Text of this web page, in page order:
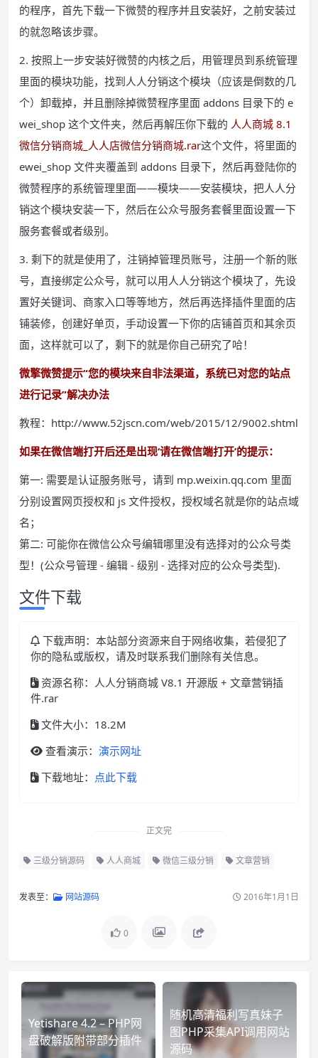
的程序，首先下载一下微赞的程序并且安装好，之前安装过
的就忽略该步骤。
2. 按照上一步安装好微赞的内核之后，用管理员到系统管理
里面的模块功能，找到人人分销这个模块（应该是倒数的几
个）卸载掉，并且删除掉微赞程序里面 addons 目录下的 e
wei_shop 这个文件夹，然后再解压你下载的 人人商城 8.1
微信分销商城_人人店微信分销商城.rar这个文件，将里面的
ewei_shop 文件夹覆盖到 addons 目录下，然后再登陆你的
微赞程序的系统管理里面——模块——安装模块，把人人分
销这个模块安装一下，然后在公众号服务套餐里面设置一下
服务套餐或者级别。
3. 剩下的就是使用了，注销掉管理员账号，注册一个新的账
号，直接绑定公众号，就可以用人人分销这个模块了，先设
置好关键词、商家入口等等地方，然后再选择插件里面的店
铺装修，创建好单页，手动设置一下你的店铺首页和其余页
面，这样就可以了，剩下的就是你自己研究了哈！
微擎微赞提示“您的模块来自非法渠道，系统已对您的站点
进行记录”解决办法
教程：http://www.52jscn.com/web/2015/12/9002.shtml
如果在微信端打开后还是出现‘请在微信端打开’的提示：
第一: 需要是认证服务账号，请到 mp.weixin.qq.com 里面
分别设置网页授权和 js 文件授权，授权域名就是你的站点域
名；
第二: 可能你在微信公众号编辑哪里没有选择对的公众号类
型！(公众号管理 - 编辑 - 级别 - 选择对应的公众号类型).
文件下载
下载声明：本站部分资源来自于网络收集，若侵犯了
你的隐私或版权，请及时联系我们删除有关信息。
资源名称：人人分销商城 V8.1 开源版 + 文章营销插
件.rar
文件大小：18.2M
查看演示： 演示网址
下载地址： 点此下载
正文完
三级分销源码 人人商城 微信三级分销 文章营销
发表至： 网站源码 2016年1月1日
0
Yetishare 4.2 – PHP网
盘破解版附带部分插件
随机高清福利写真妹子
图PHP采集API调用网站
源码